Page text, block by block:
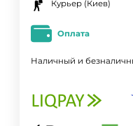
Курьер (Киев)
Оплата
Наличный и